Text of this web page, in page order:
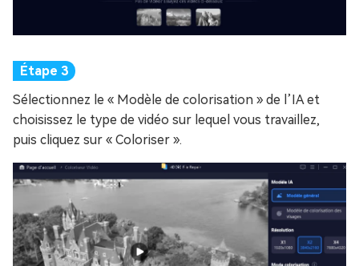
Sélectionnez le « Modèle de colorisation » de l’IA et
choisissez le type de vidéo sur lequel vous travaillez,
puis cliquez sur « Coloriser ».